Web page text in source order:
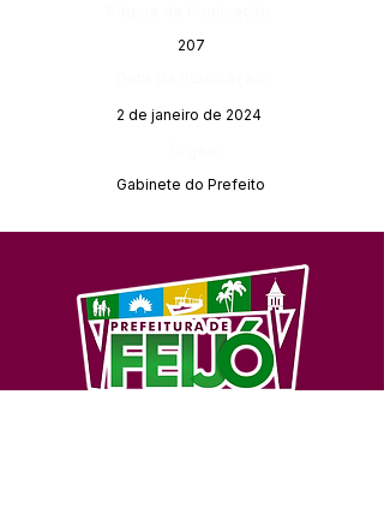
207
2 de janeiro de 2024
Gabinete do Prefeito